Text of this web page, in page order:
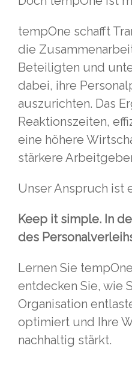
tempOne schafft
die
Beteiligten und
dabei, ihre
auszurichten. Das
Reaktionszeiten,
eine höhere
stärkere
Unser Anspruch ist
Keep it simple. In
des
Lernen Sie
entdecken Sie, wie
Organisation
optimiert und Ihre
nachhaltig stärkt.